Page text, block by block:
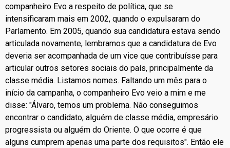
companheiro Evo a respeito de política, que se
intensificaram mais em 2002, quando o expulsaram do
Parlamento. Em 2005, quando sua candidatura estava sendo
articulada novamente, lembramos que a candidatura de Evo
deveria ser acompanhada de um vice que contribuísse para
articular outros setores sociais do país, principalmente da
classe média. Listamos nomes. Faltando um mês para o
início da campanha, o companheiro Evo veio a mim e me
disse: "Álvaro, temos um problema. Não conseguimos
encontrar o candidato, alguém de classe média, empresário
progressista ou alguém do Oriente. O que ocorre é que
alguns cumprem apenas uma parte dos requisitos". Então ele